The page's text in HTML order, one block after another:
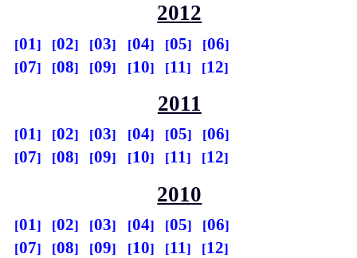
2012
01 02 03 04 05
06
07
08 09 10 11 12
2011
01 02 03 04 05
06
07
08 09 10 11 12
2010
01 02 03 04 05
06
07
08 09 10 11 12